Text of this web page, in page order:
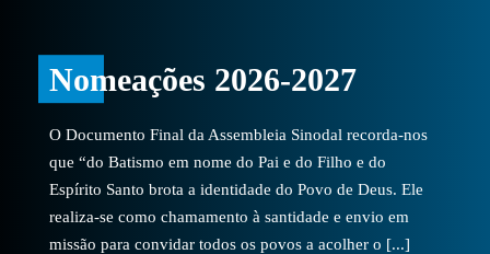
Nomeações 2026-2027
O Documento Final da Assembleia Sinodal recorda-nos
que “do Batismo em nome do Pai e do Filho e do
Espírito Santo brota a identidade do Povo de Deus. Ele
realiza-se como chamamento à santidade e envio em
missão para convidar todos os povos a acolher o [...]